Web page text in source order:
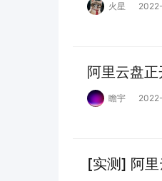
火星
阿里云盘
瞻宇
[实测] 阿